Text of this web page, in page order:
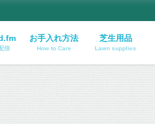
信
お手入れ方法
How to Care
芝生用品
Lawn supplies